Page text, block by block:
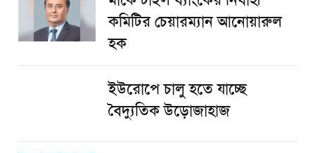
কমিটির চেয়ারম্যান আনোয়ারুল
হক
ইউরোপে চালু হতে যাচ্ছে
বৈদ্যুতিক উড়োজাহাজ